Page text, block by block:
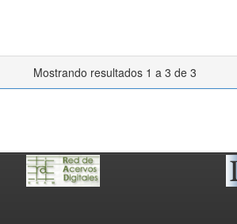
Mostrando resultados 1 a 3 de 3